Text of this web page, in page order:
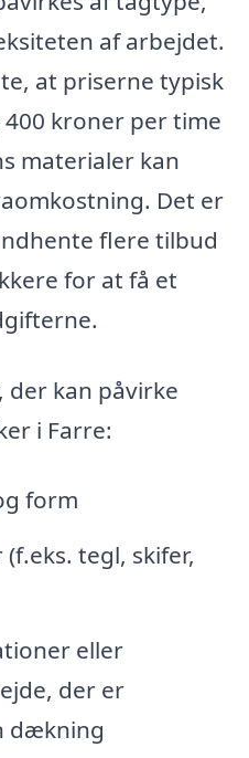
af arbejdet.
at priserne typisk
kroner per time
materialer kan
Det er
flere tilbud
for at få et
der kan påvirke
i Farre:
form
tegl, skifer,
eller
der er
dækning